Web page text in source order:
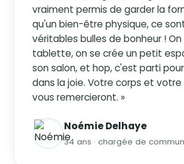
vraiment permis de garder la
qu'un bien-être physique, ce
véritables bulles de bonheur !
tablette, on se crée un petit
son salon, et hop, c'est parti
dans la joie. Votre corps et
vous remercieront. »
Noémie Delhaye
34 ans · chargée de